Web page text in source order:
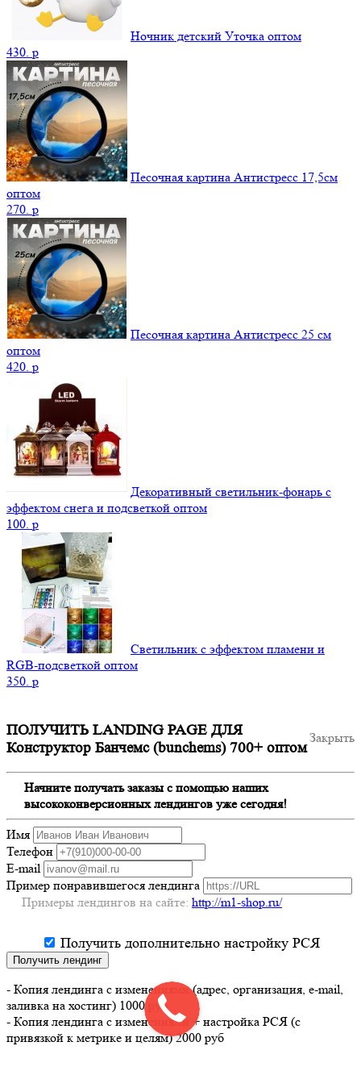
Ночник детский Уточка оптом
430. p
Песочная картина Антистресс 17,5см
оптом
270. p
Песочная картина Антистресс 25 см
оптом
420. p
Декоративный светильник-фонарь с
эффектом снега и подсветкой оптом
100. p
Светильник с эффектом пламени и
RGB-подсветкой оптом
350. p
Закрыть
ПОЛУЧИТЬ LANDING PAGE ДЛЯ
Конструктор Банчемс (bunchems) 700+ оптом
Начните получать заказы с помощью наших
высококонверсионных лендингов уже сегодня!
Имя
Телефон
E-mail
Пример понравившегося лендинга
Примеры лендингов на сайте: http://m1-shop.ru/
Получить дополнительно настройку РСЯ
Получить лендинг
- Копия лендинга с изменениями (адрес, организация, e-mail,
заливка на хостинг) 1000 руб
- Копия лендинга с изменениями + настройка РСЯ (с
привязкой к метрике и целям) 2000 руб